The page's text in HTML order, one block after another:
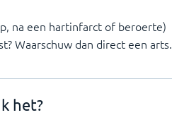
na een hartinfarct of beroerte)
Waarschuw dan direct een arts.
het?